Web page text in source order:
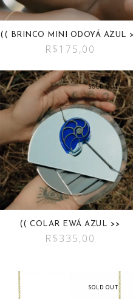
(( BRINCO MINI ODOYÁ AZUL
R$175,00
SOLD OUT
(( COLAR EWÁ AZUL >>
R$335,00
SOLD OUT